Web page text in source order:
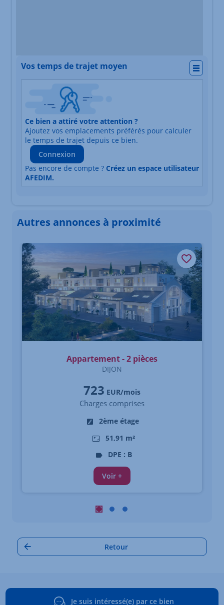
Vos temps de trajet moyen
Nature du lieu
Adresse
Durée du trajet en voiture
Durée du trajet en
Ce bien a attiré votre attention ?
Ajoutez vos emplacements préférés pour calculer
le temps de trajet depuis ce bien.
Connexion
Pas encore de compte ? Créez un espace utilisateur
AFEDIM.
Autres annonces à proximité
Carrousel : Autres annonces à
Carrousel : Autres annonces à
Carrousel : Autres
Élément 1 sur 3
Appartement - 2 pièces
DIJON
723 EUR/mois
Charges comprises
2ème étage
51,91 m²
DPE : B
Voir +
Retour
Je suis intéressé(e) par ce bien